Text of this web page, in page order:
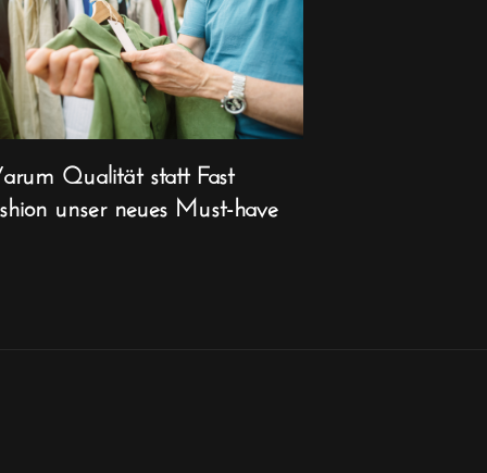
Qualität statt Fast
unser neues Must-have